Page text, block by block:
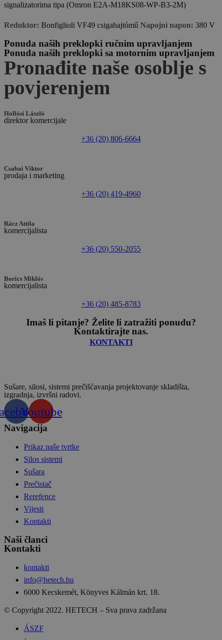
signalizatorima tipa (Omron E2A-M18KS08-WP-B3-2M)
Reduktor: Bonfiglioli VF49 csigahajtómű Napojni napon: 380 V
Ponuda naših preklopki ručnim upravljanjem
Ponuda naših preklopki sa motornim upravljanjem
Pronađite naše osoblje s
povjerenjem
Hollósi László
direktor komercijale
+36 (20) 806-6664
Csabai Viktor
prodaja i marketing
+36 (20) 419-4960
Rácz Attila
komercijalista
+36 (20) 550-2055
Borics Miklós
komercijalista
+36 (20) 485-8783
Imaš li pitanje? Želite li zatražiti ponudu?
Kontaktirajte nas.
KONTAKTI
Sušare, silosi, sistemi prečišćavanja projektovanje skladišta,
izgradnja, izvršni radovi.
Youtube
Navigacija
Prikaz naše tvrtke
Silos sistemi
Sušara
Prečistač
Rerefence
Vijesti
Kontakti
Naši članci
Kontakti
kontakti
info@hetech.hu
6000 Kecskemét, Könyves Kálmán krt. 18.
© Copyright 2022. HETECH – Sva prava zadržana
ÁSZF